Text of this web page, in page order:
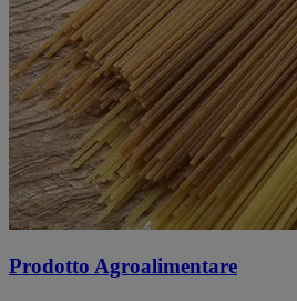
Prodotto Agroalimentare